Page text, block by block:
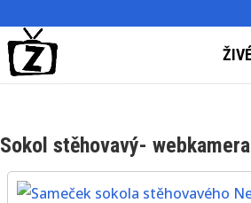
Sokol stěhovavý-